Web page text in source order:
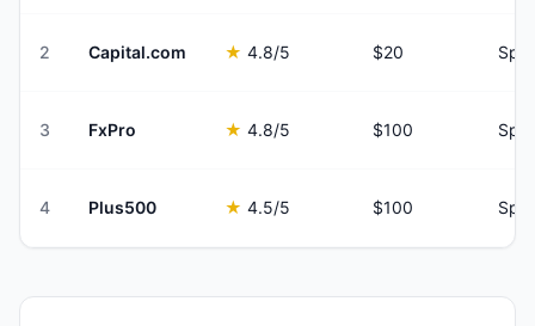
2 Capital.com ★ 4.8/5 $20
3 FxPro ★ 4.8/5 $100
4 Plus500 ★ 4.5/5 $100